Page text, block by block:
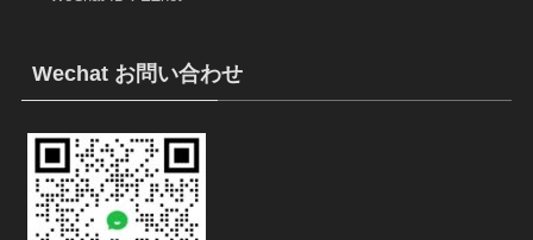
Wechat お問い合わせ